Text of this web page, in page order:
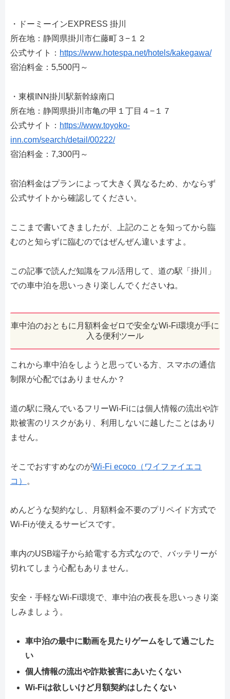
・ドーミーインEXPRESS 掛川
所在地：静岡県掛川市仁藤町３−１２
公式サイト： https://www.hotespa.net/hotels/kakegawa/
宿泊料金：5,500円～
・東横INN掛川駅新幹線南口
所在地：静岡県掛川市亀の甲１丁目４−１７
公式サイト： https://www.toyoko-
inn.com/search/detail/00222/
宿泊料金：7,300円～
宿泊料金はプランによって大きく異なるため、かならず
公式サイトから確認してください。
ここまで書いてきましたが、上記のことを知ってから臨
むのと知らずに臨むのではぜんぜん違いますよ。
この記事で読んだ知識をフル活用して、道の駅「掛川」
での車中泊を思いっきり楽しんでくださいね。
車中泊のおともに月額料金ゼロで安全なWi-Fi環境が手に
入る便利ツール
これから車中泊をしようと思っている方、スマホの通信
制限が心配ではありませんか？
道の駅に飛んでいるフリーWi-Fiには個人情報の流出や詐
欺被害のリスクがあり、利用しないに越したことはあり
ません。
そこでおすすめなのがWi-Fi ecoco（ワイファイエコ
コ）
。
めんどうな契約なし、月額料金不要のプリペイド方式で
Wi-Fiが使えるサービスです。
車内のUSB端子から給電する方式なので、バッテリーが
切れてしまう心配もありません。
安全・手軽なWi-Fi環境で、車中泊の夜長を思いっきり楽
しみましょう。
車中泊の最中に動画を見たりゲームをして過ごした
い
個人情報の流出や詐欺被害にあいたくない
Wi-Fiは欲しいけど月額契約はしたくない